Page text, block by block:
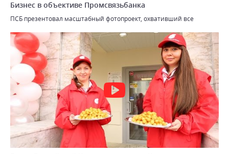
Бизнес в объективе Промсвязьбанка
ПСБ презентовал масштабный фотопроект, охвативший все